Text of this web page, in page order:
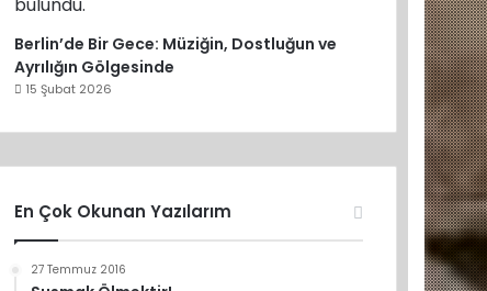
Berlin’de Bir Gece: Müziğin, Dostluğun ve
Ayrılığın Gölgesinde
15 Şubat 2026
En Çok Okunan Yazılarım
27 Temmuz 2016